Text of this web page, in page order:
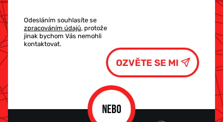
Odesláním souhlasíte se
zpracováním údajů, protože
jinak bychom Vás nemohli
kontaktovat.
NEBO